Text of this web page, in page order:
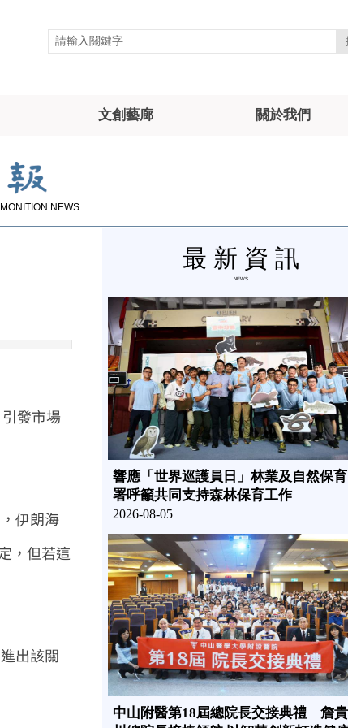
文創藝廊 關於我們
NEWS
響應「世界巡護員日」林業及自然保育
署呼籲共同支持森林保育工作
2026-08-05
中山附醫第18屆總院長交接典禮 詹貴
最 新 資 訊
NEWS
發市場
伊朗海
，但若這
出該關